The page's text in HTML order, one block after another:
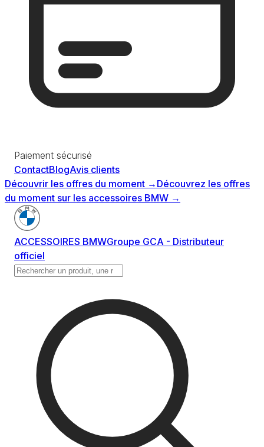
Paiement sécurisé
ContactBlogAvis clients
Découvrir les offres du moment → Découvrez les offres
du moment sur les accessoires BMW →
ACCESSOIRES BMWGroupe GCA - Distributeur
officiel